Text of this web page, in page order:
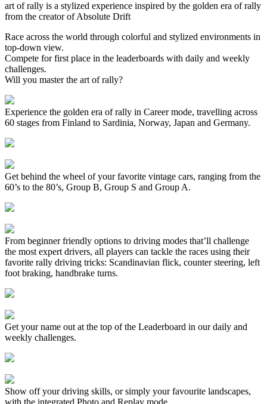
art of rally is a stylized experience inspired by the golden era of rally
from the creator of Absolute Drift
Race across the world through colorful and stylized environments in
top-down view.
Compete for first place in the leaderboards with daily and weekly
challenges.
Will you master the art of rally?
Experience the golden era of rally in Career mode, travelling across
60 stages from Finland to Sardinia, Norway, Japan and Germany.
Get behind the wheel of your favorite vintage cars, ranging from the
60’s to the 80’s, Group B, Group S and Group A.
From beginner friendly options to driving modes that’ll challenge
the most expert drivers, all players can tackle the races using their
favorite rally driving tricks: Scandinavian flick, counter steering, left
foot braking, handbrake turns.
Get your name out at the top of the Leaderboard in our daily and
weekly challenges.
Show off your driving skills, or simply your favourite landscapes,
with the integrated Photo and Replay mode.